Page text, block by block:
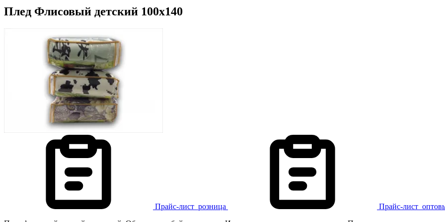
Плед Флисовый детский 100х140
Прайс-лист розница Прайс-лист